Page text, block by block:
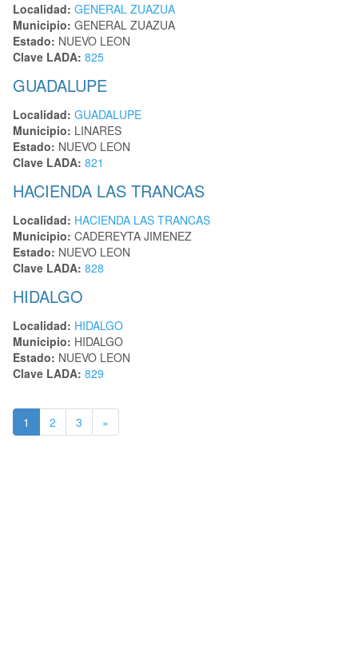
Localidad: GENERAL ZUAZUA
Municipio: GENERAL ZUAZUA
Estado: NUEVO LEON
Clave LADA: 825
GUADALUPE
Localidad: GUADALUPE
Municipio: LINARES
Estado: NUEVO LEON
Clave LADA: 821
HACIENDA LAS TRANCAS
Localidad: HACIENDA LAS TRANCAS
Municipio: CADEREYTA JIMENEZ
Estado: NUEVO LEON
Clave LADA: 828
HIDALGO
Localidad: HIDALGO
Municipio: HIDALGO
Estado: NUEVO LEON
Clave LADA: 829
1 2 3 »